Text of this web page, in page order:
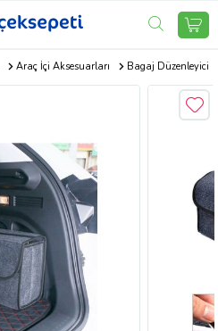
Araç İçi Aksesuarları Bagaj Düzenleyici